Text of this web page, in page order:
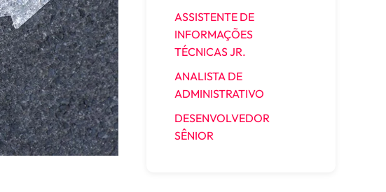
ASSISTENTE DE
INFORMAÇÕES
TÉCNICAS JR.
ANALISTA DE
ADMINISTRATIVO
DESENVOLVEDOR
SÊNIOR